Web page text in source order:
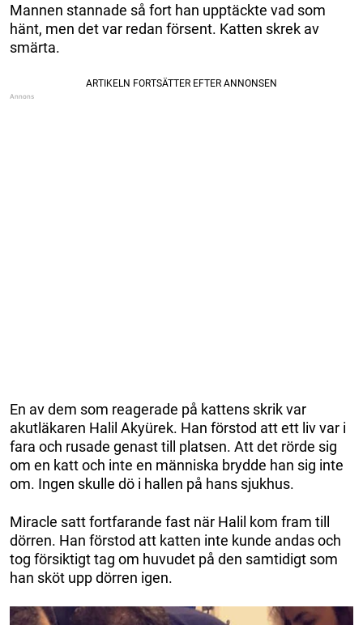
Mannen stannade så fort han upptäckte vad som
hänt, men det var redan försent. Katten skrek av
smärta.
En av dem som reagerade på kattens skrik var
akutläkaren Halil Akyürek. Han förstod att ett liv var i
fara och rusade genast till platsen. Att det rörde sig
om en katt och inte en människa brydde han sig inte
om. Ingen skulle dö i hallen på hans sjukhus.
Miracle satt fortfarande fast när Halil kom fram till
dörren. Han förstod att katten inte kunde andas och
tog försiktigt tag om huvudet på den samtidigt som
han sköt upp dörren igen.